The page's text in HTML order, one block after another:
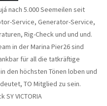
nach 5.000 Seemeilen seit
Service, Generator-Service,
Rig-Check und und und.
in der Marina Pier26 sind
für all die tatkräftige
den höchsten Tönen loben und
TO Mitglied zu sein.
SY VICTORIA